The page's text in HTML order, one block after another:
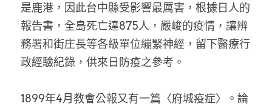
是鹿港，因此台中縣受影響最厲害，根據日人的
報告書，全島死亡達875人，嚴峻的疫情，讓辨
務署和街庄長等各級單位繃緊神經，留下醫療行
政經驗紀錄，供來日防疫之參考。
1899年4月教會公報又有一篇〈府城疫症〉。論